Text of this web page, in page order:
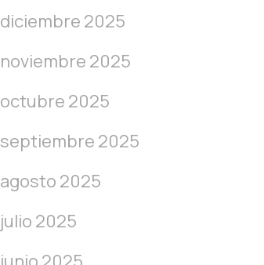
diciembre 2025
noviembre 2025
octubre 2025
septiembre 2025
agosto 2025
julio 2025